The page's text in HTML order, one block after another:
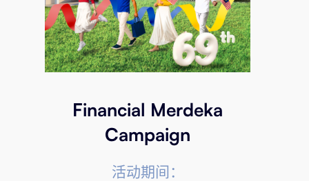
Financial Merdeka
Campaign
活动期间：